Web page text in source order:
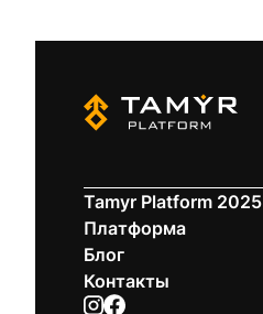
Tamyr Platform 2025
Платформа
Блог
Контакты